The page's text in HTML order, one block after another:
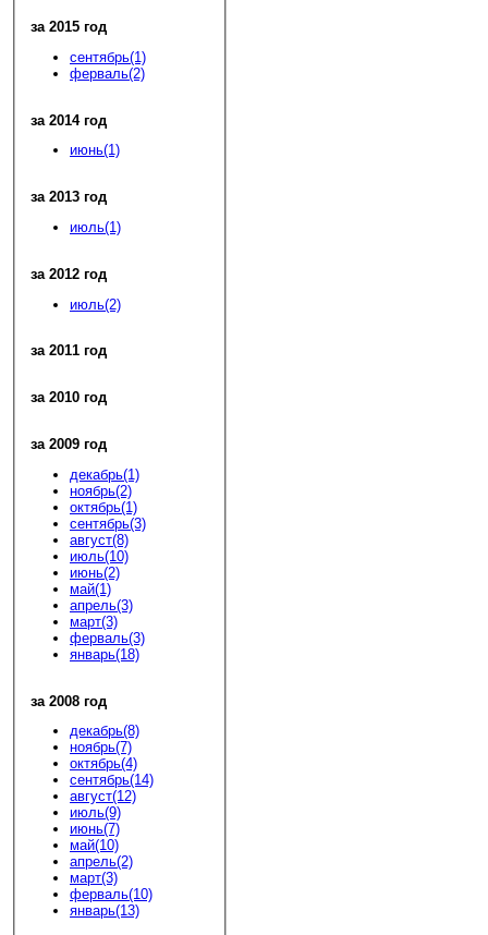
за 2015 год
сентябрь(1)
ферваль(2)
за 2014 год
июнь(1)
за 2013 год
июль(1)
за 2012 год
июль(2)
за 2011 год
за 2010 год
за 2009 год
декабрь(1)
ноябрь(2)
октябрь(1)
сентябрь(3)
август(8)
июль(10)
июнь(2)
май(1)
апрель(3)
март(3)
ферваль(3)
январь(18)
за 2008 год
декабрь(8)
ноябрь(7)
октябрь(4)
сентябрь(14)
август(12)
июль(9)
июнь(7)
май(10)
апрель(2)
март(3)
ферваль(10)
январь(13)